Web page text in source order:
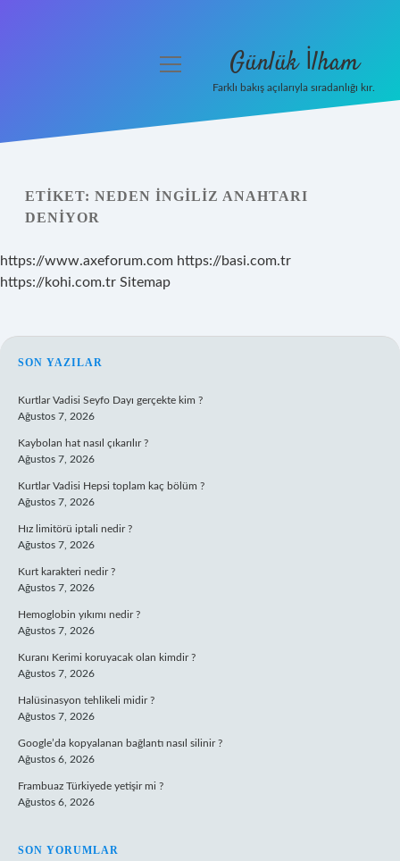
Yasal Uyarı
menüyü
Günlük İlham
Farklı bakış açılarıyla sıradanlığı kır.
ETIKET: NEDEN İNGILIZ ANAHTARI
DENIYOR
https://www.axeforum.com https://basi.com.tr
https://kohi.com.tr Sitemap
SIDEBAR
SON YAZILAR
Kurtlar Vadisi Seyfo Dayı gerçekte kim ?
Ağustos 7, 2026
Kaybolan hat nasıl çıkarılır ?
Ağustos 7, 2026
Kurtlar Vadisi Hepsi toplam kaç bölüm ?
Ağustos 7, 2026
Hız limitörü iptali nedir ?
Ağustos 7, 2026
Kurt karakteri nedir ?
Ağustos 7, 2026
Hemoglobin yıkımı nedir ?
Ağustos 7, 2026
Kuranı Kerimi koruyacak olan kimdir ?
Ağustos 7, 2026
Halüsinasyon tehlikeli midir ?
Ağustos 7, 2026
Google’da kopyalanan bağlantı nasıl silinir ?
Ağustos 6, 2026
Frambuaz Türkiyede yetişir mi ?
Ağustos 6, 2026
SON YORUMLAR